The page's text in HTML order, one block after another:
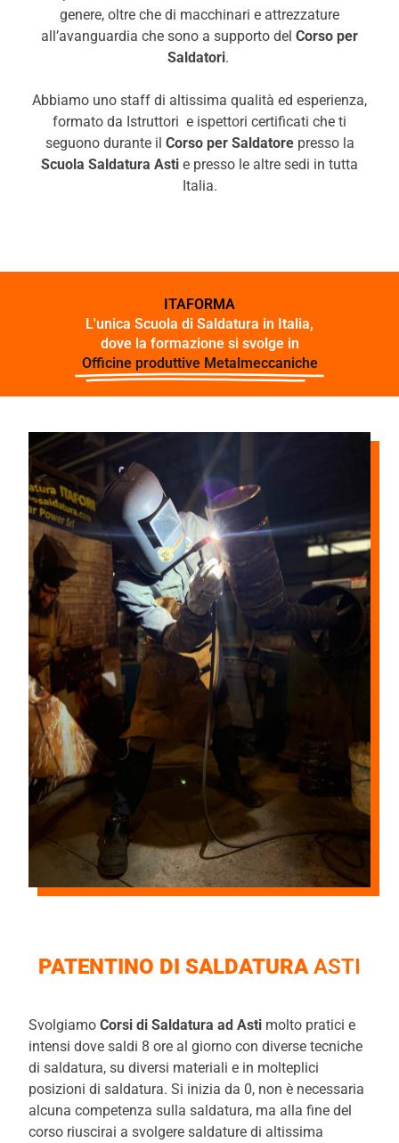
genere, oltre che di macchinari e attrezzature
all’avanguardia che sono a supporto del Corso per
Saldatori.
Abbiamo uno staff di altissima qualità ed esperienza,
formato da Istruttori e ispettori certificati che ti
seguono durante il Corso per Saldatore presso la
Scuola Saldatura Asti e presso le altre sedi in tutta
Italia.
ITAFORMA
L'unica Scuola di Saldatura in Italia,
dove la formazione si svolge in
Officine produttive Metalmeccaniche
PATENTINO DI SALDATURAASTI
SvolgiamoCorsi di Saldatura ad Asti molto pratici e
intensi dove saldi 8 ore al giorno con diverse tecniche
di saldatura, su diversi materiali e in molteplici
posizioni di saldatura. Si inizia da 0, non è necessaria
alcuna competenza sulla saldatura, ma alla fine del
corso riuscirai a svolgere saldature di altissima